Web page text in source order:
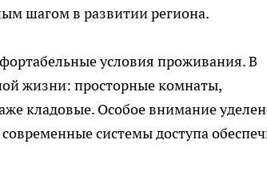
шагом в развитии региона.
условия проживания. В
жизни: просторные комнаты,
кладовые. Особое внимание
системы доступа